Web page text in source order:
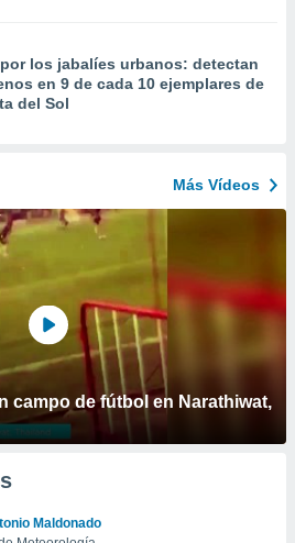
los jabalíes urbanos: detectan
en 9 de cada 10 ejemplares de
del Sol
Más Vídeos
campo de fútbol en Narathiwat,
Maldonado